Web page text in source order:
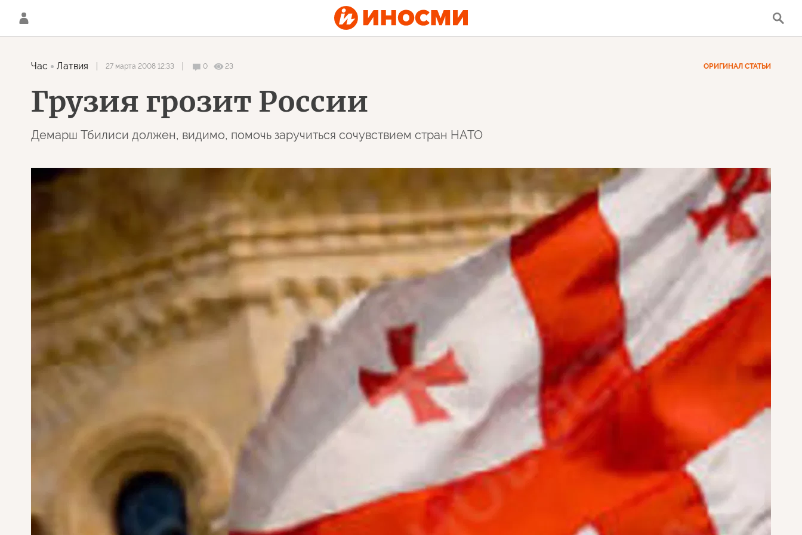
Час Латвия 27 марта 2008 12:33 0 23 ОРИГИНАЛ СТАТЬИ
Грузия грозит России
Демарш Тбилиси должен, видимо, помочь заручиться сочувствием стран НАТО